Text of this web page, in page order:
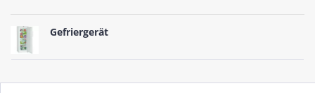
Gefriergerät